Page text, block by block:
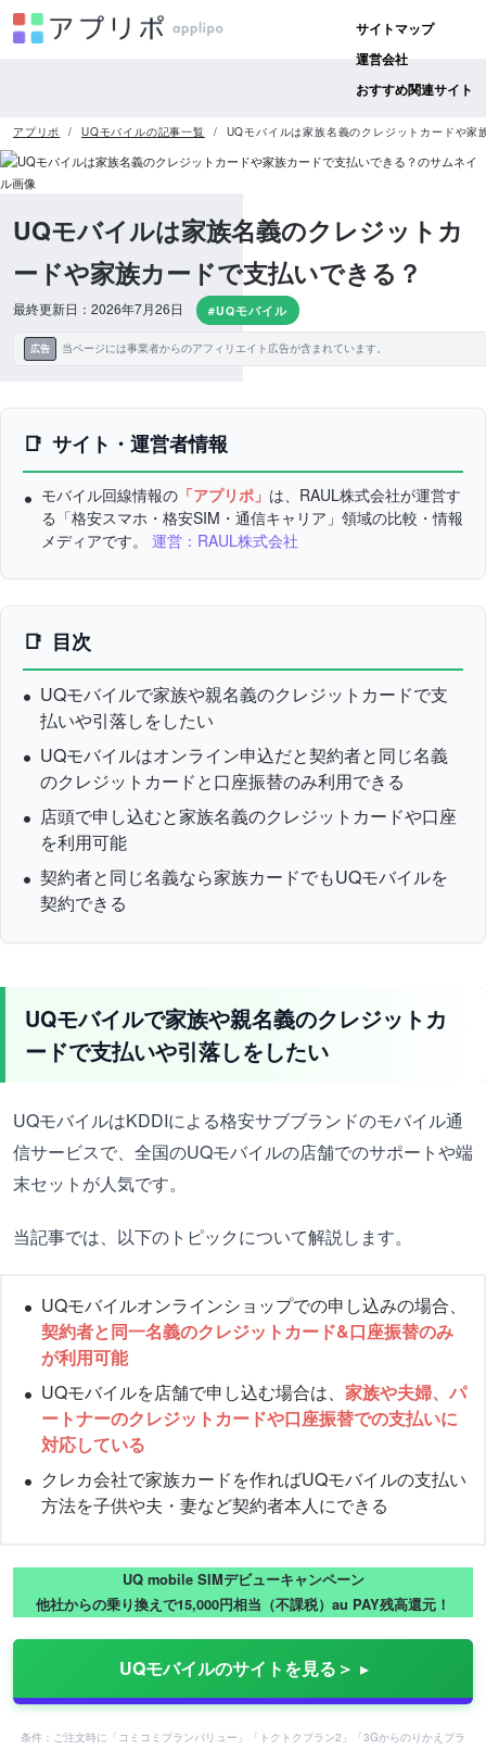
サイトマップ
運営会社
おすすめ関連サイト
アプリポ UQモバイルの記事一覧 UQモバイルは家族名義のクレジットカードや家
UQモバイルは家族名義のクレジットカ
ードや家族カードで支払いできる？
最終更新日：2026年7月26日 #UQモバイル
広告 当ページには事業者からのアフィリエイト広告が含まれています。
サイト・運営者情報
モバイル回線情報の 「アプリポ」 は、RAUL株式会社が運営す
る「格安スマホ・格安SIM・通信キャリア」領域の比較・情報
メディアです。 運営：RAUL株式会社
目次
UQモバイルで家族や親名義のクレジットカードで支
払いや引落しをしたい
UQモバイルはオンライン申込だと契約者と同じ名義
のクレジットカードと口座振替のみ利用できる
店頭で申し込むと家族名義のクレジットカードや口座
を利用可能
契約者と同じ名義なら家族カードでもUQモバイルを
契約できる
UQモバイルで家族や親名義のクレジットカ
ードで支払いや引落しをしたい
UQモバイルはKDDIによる格安サブブランドのモバイル通
信サービスで、全国のUQモバイルの店舗でのサポートや端
末セットが人気です。
当記事では、以下のトピックについて解説します。
UQモバイルオンラインショップでの申し込みの場合、
契約者と同一名義のクレジットカード&口座振替のみ
が利用可能
UQモバイルを店舗で申し込む場合は、 家族や夫婦、パ
ートナーのクレジットカードや口座振替での支払いに
対応している
クレカ会社で家族カードを作ればUQモバイルの支払い
方法を子供や夫・妻など契約者本人にできる
UQ mobile SIMデビューキャンペーン
他社からの乗り換えで15,000円相当（不課税）au PAY残高還元！
UQモバイルのサイトを見る＞
条件：ご注文時に「コミコミプランバリュー」「トクトクプラン2」「3Gからのりかえプラ